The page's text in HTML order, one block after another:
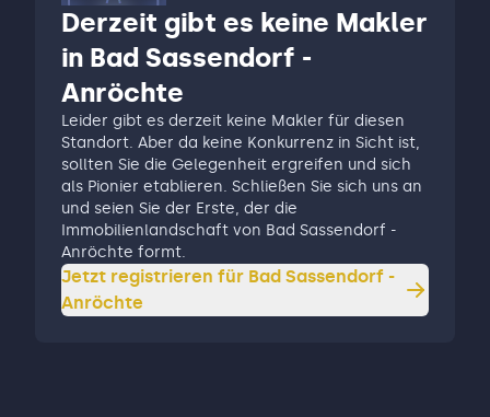
Derzeit gibt es keine Makler
in Bad Sassendorf -
Anröchte
Leider gibt es derzeit keine Makler für diesen
Standort. Aber da keine Konkurrenz in Sicht ist,
sollten Sie die Gelegenheit ergreifen und sich
als Pionier etablieren. Schließen Sie sich uns an
und seien Sie der Erste, der die
Immobilienlandschaft von Bad Sassendorf -
Anröchte formt.
Jetzt registrieren für Bad Sassendorf -
Anröchte